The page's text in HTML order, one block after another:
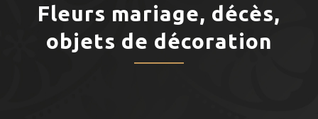
Fleurs mariage, décès,
objets de décoration